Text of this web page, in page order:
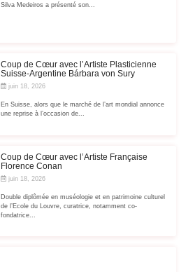
Silva Medeiros a présenté son...
Coup de Cœur avec l’Artiste Plasticienne
Suisse-Argentine Bárbara von Sury
juin 18, 2026
En Suisse, alors que le marché de l’art mondial annonce
une reprise à l’occasion de...
Coup de Cœur avec l’Artiste Française
Florence Conan
juin 18, 2026
Double diplômée en muséologie et en patrimoine culturel
de l’Ecole du Louvre, curatrice, notamment co-
fondatrice...